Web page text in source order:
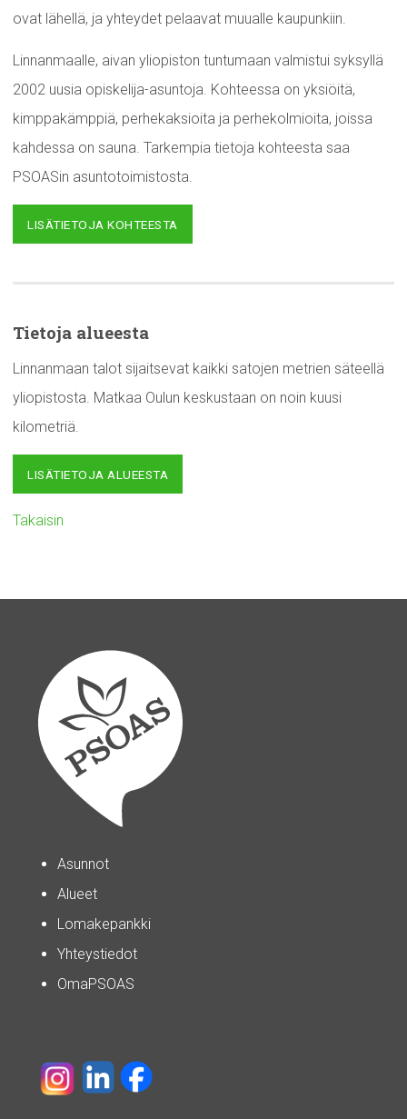
ovat lähellä, ja yhteydet pelaavat muualle kaupunkiin.
Linnanmaalle, aivan yliopiston tuntumaan valmistui syksyllä
2002 uusia opiskelija-asuntoja. Kohteessa on yksiöitä,
kimppakämppiä, perhekaksioita ja perhekolmioita, joissa
kahdessa on sauna. Tarkempia tietoja kohteesta saa
PSOASin asuntotoimistosta.
LISÄTIETOJA KOHTEESTA
Tietoja alueesta
Linnanmaan talot sijaitsevat kaikki satojen metrien säteellä
yliopistosta. Matkaa Oulun keskustaan on noin kuusi
kilometriä.
LISÄTIETOJA ALUEESTA
Takaisin
Asunnot
Alueet
Lomakepankki
Yhteystiedot
OmaPSOAS